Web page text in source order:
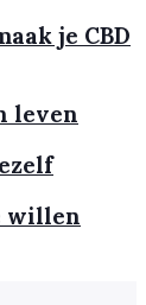
je CBD
leven
willen